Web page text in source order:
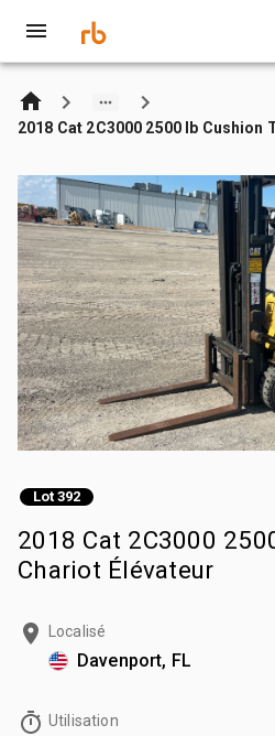
2018 Cat 2C3000 2500 lb Cushion
Lot 392
2018 Cat 2C3000
Chariot Élévateur
Localisé
Davenport, FL
Utilisation